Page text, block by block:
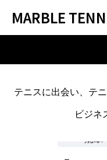
MARBLE
テニスに出会い、テ
ビジネ